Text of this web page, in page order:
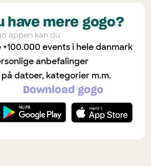
have mere gogo?
appen kan du
+100.000 events i hele danmark
anbefalinger
på datoer, kategorier m.m.
Download gogo